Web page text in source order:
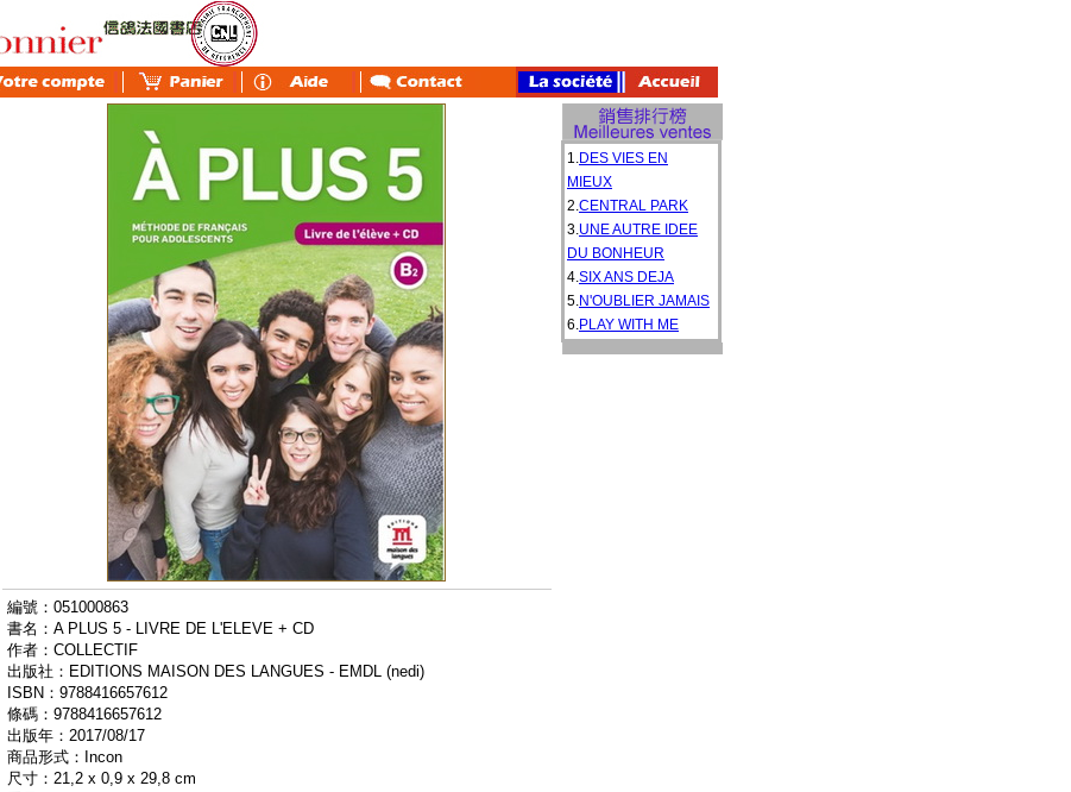
編號：051000863
書名：A PLUS 5 - LIVRE DE L'ELEVE + CD
作者：COLLECTIF
出版社：EDITIONS MAISON DES LANGUES - EMDL (nedi)
ISBN：9788416657612
條碼：9788416657612
出版年：2017/08/17
商品形式：Incon
尺寸：21,2 x 0,9 x 29,8 cm
1.DES VIES EN
MIEUX
2.CENTRAL PARK
3.UNE AUTRE IDEE
DU BONHEUR
4.SIX ANS DEJA
5.N'OUBLIER JAMAIS
6.PLAY WITH ME